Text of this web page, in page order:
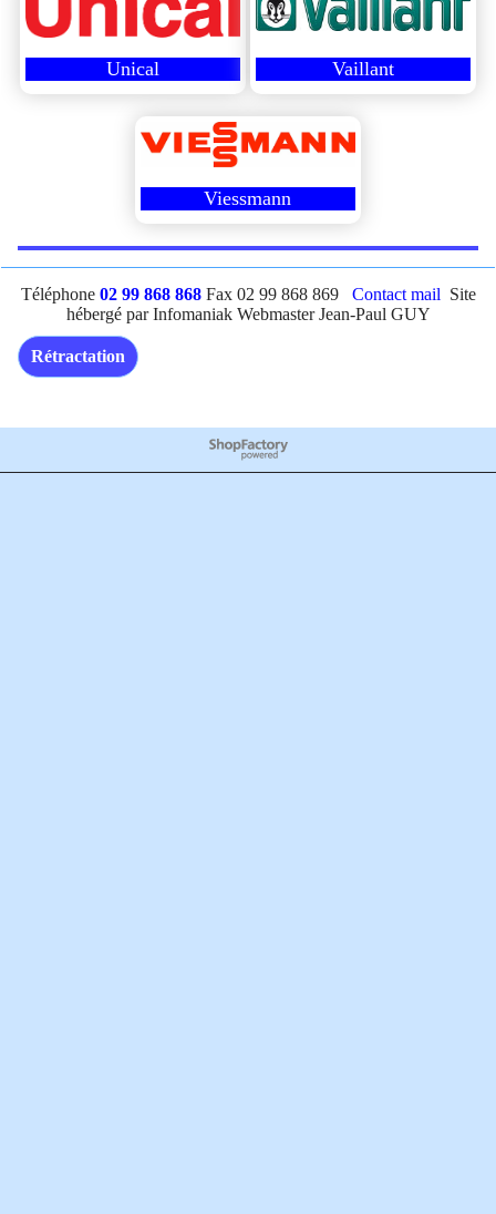
Unical Vaillant
Viessmann
Téléphone 02 99 868 868Fax 02 99 868 869 Contact mail Site
hébergé par Infomaniak Webmaster Jean-Paul GUY
Rétractation
Boutique en ligne créés
avec le logiciel